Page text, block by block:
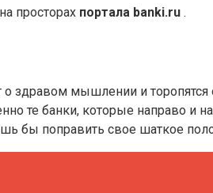
просторах портала banki.ru .
здравом мышлении и
те банки, которые направо и
бы поправить свое шаткое